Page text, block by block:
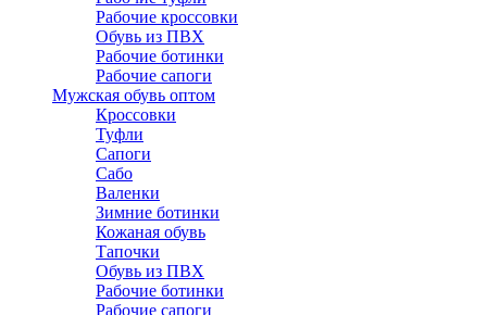
Рабочие кроссовки
Обувь из ПВХ
Рабочие ботинки
Рабочие сапоги
Мужская обувь оптом
Кроссовки
Туфли
Сапоги
Сабо
Валенки
Зимние ботинки
Кожаная обувь
Тапочки
Обувь из ПВХ
Рабочие ботинки
Рабочие сапоги